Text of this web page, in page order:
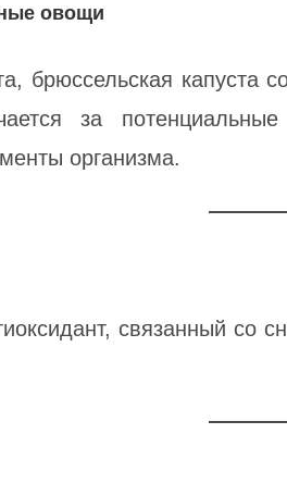
овощи
брюссельская
за
организма.
связанный со